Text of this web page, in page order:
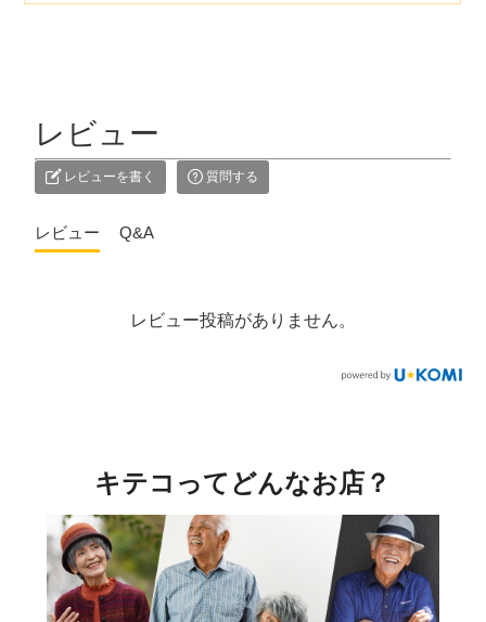
レビュー
レビューを書く 質問する
レビュー Q&A
レビュー投稿がありません。
キテコってどんなお店？